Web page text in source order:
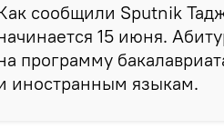
сообщили Sputnik
15 июня.
программу
иностранным языкам.